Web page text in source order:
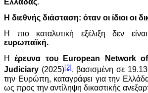
Ελλάδας.
Η διεθνής διάσταση: όταν οι ίδιοι οι
Η πιο καταλυτική εξέλιξη δεν
ευρωπαϊκή.
Ηέρευνα του European Network of
Judiciary (2025)[2], βασισμένη σε
την Ευρώπη, καταγράφει για την
ως προς την αντίληψη δικαστικής